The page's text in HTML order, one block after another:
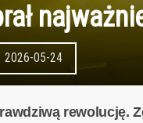
2026-05-24
rewolucję.